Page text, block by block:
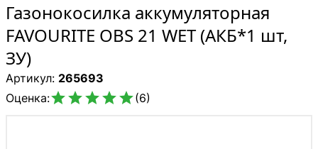
Газонокосилка аккумуляторная
FAVOURITE OBS 21 WET (АКБ*1 шт,
ЗУ)
Артикул: 265693
Оценка:(6)